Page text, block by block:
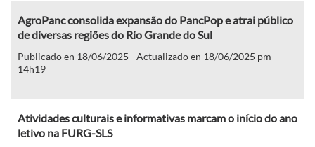
AgroPanc consolida expansão do PancPop e atrai público
de diversas regiões do Rio Grande do Sul
Publicado en 18/06/2025 - Actualizado en 18/06/2025 pm
14h19
Atividades culturais e informativas marcam o início do ano
letivo na FURG-SLS